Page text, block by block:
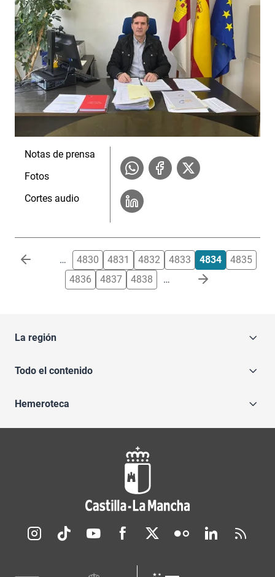
Notas de prensa
Fotos
Cortes audio
Paginación … 4830 4831 4832 4833 4834
4835
4836
4837 4838 …
La región
Todo el contenido
Hemeroteca
Redes sociales JCCM